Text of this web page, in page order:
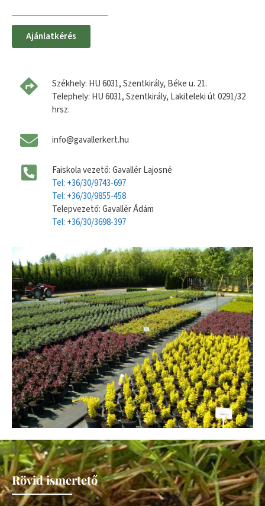
Ajánlatkérés
Székhely: HU 6031, Szentkirály, Béke u. 21.
Telephely: HU 6031, Szentkirály, Lakiteleki út 0291/32
hrsz.
info@gavallerkert.hu
Faiskola vezető: Gavallér Lajosné
Tel: +36/30/9743-697
Tel: +36/30/9855-458
Telepvezető: Gavallér Ádám
Tel: +36/30/3698-397
Rövid ismertető